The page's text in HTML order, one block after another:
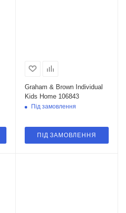
Graham & Brown Individual
Kids Home 106843
Під замовлення
ПІД ЗАМОВЛЕННЯ